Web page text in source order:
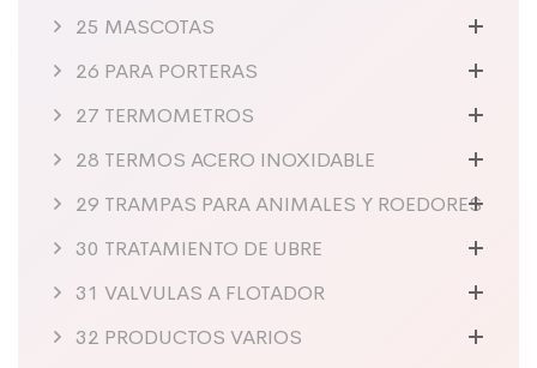
25 MASCOTAS
26 PARA PORTERAS
27 TERMOMETROS
28 TERMOS ACERO INOXIDABLE
29 TRAMPAS PARA ANIMALES Y ROEDORES
30 TRATAMIENTO DE UBRE
31 VALVULAS A FLOTADOR
32 PRODUCTOS VARIOS